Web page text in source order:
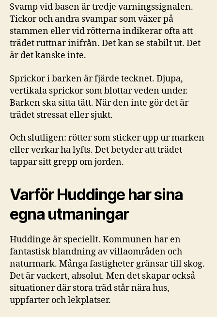
Svamp vid basen är tredje varningssignalen.
Tickor och andra svampar som växer på
stammen eller vid rötterna indikerar ofta att
trädet ruttnar inifrån. Det kan se stabilt ut. Det
är det kanske inte.
Sprickor i barken är fjärde tecknet. Djupa,
vertikala sprickor som blottar veden under.
Barken ska sitta tätt. När den inte gör det är
trädet stressat eller sjukt.
Och slutligen: rötter som sticker upp ur marken
eller verkar ha lyfts. Det betyder att trädet
tappar sitt grepp om jorden.
Varför Huddinge har sina
egna utmaningar
Huddinge är speciellt. Kommunen har en
fantastisk blandning av villaområden och
naturmark. Många fastigheter gränsar till skog.
Det är vackert, absolut. Men det skapar också
situationer där stora träd står nära hus,
uppfarter och lekplatser.